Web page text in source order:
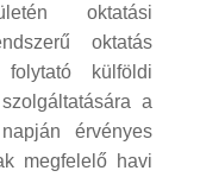
oktatási
oktatás
folytató külföldi
a
érvényes
megfelelő havi